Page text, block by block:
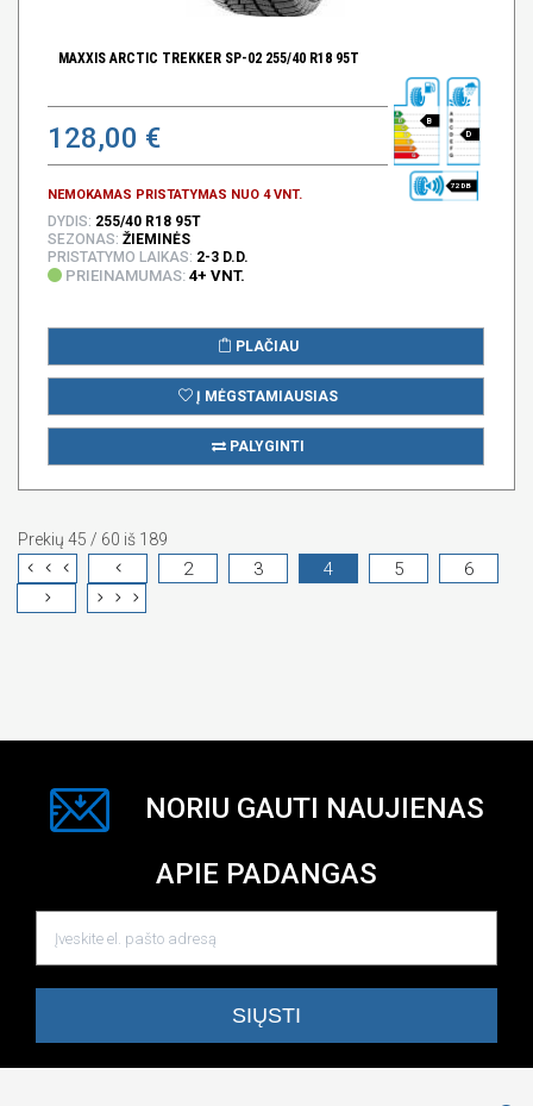
MAXXIS ARCTIC TREKKER SP-02 255/40 R18 95T
128,00 €
NEMOKAMAS PRISTATYMAS NUO 4 VNT.
B
D
72 DB
DYDIS: 255/40 R18 95T
SEZONAS: ŽIEMINĖS
PRISTATYMO LAIKAS: 2-3 D.D.
PRIEINAMUMAS: 4+ VNT.
PLAČIAU
Į MĖGSTAMIAUSIAS
PALYGINTI
Prekių 45 / 60 iš 189
2 3 4 5 6
NORIU GAUTI NAUJIENAS
APIE PADANGAS